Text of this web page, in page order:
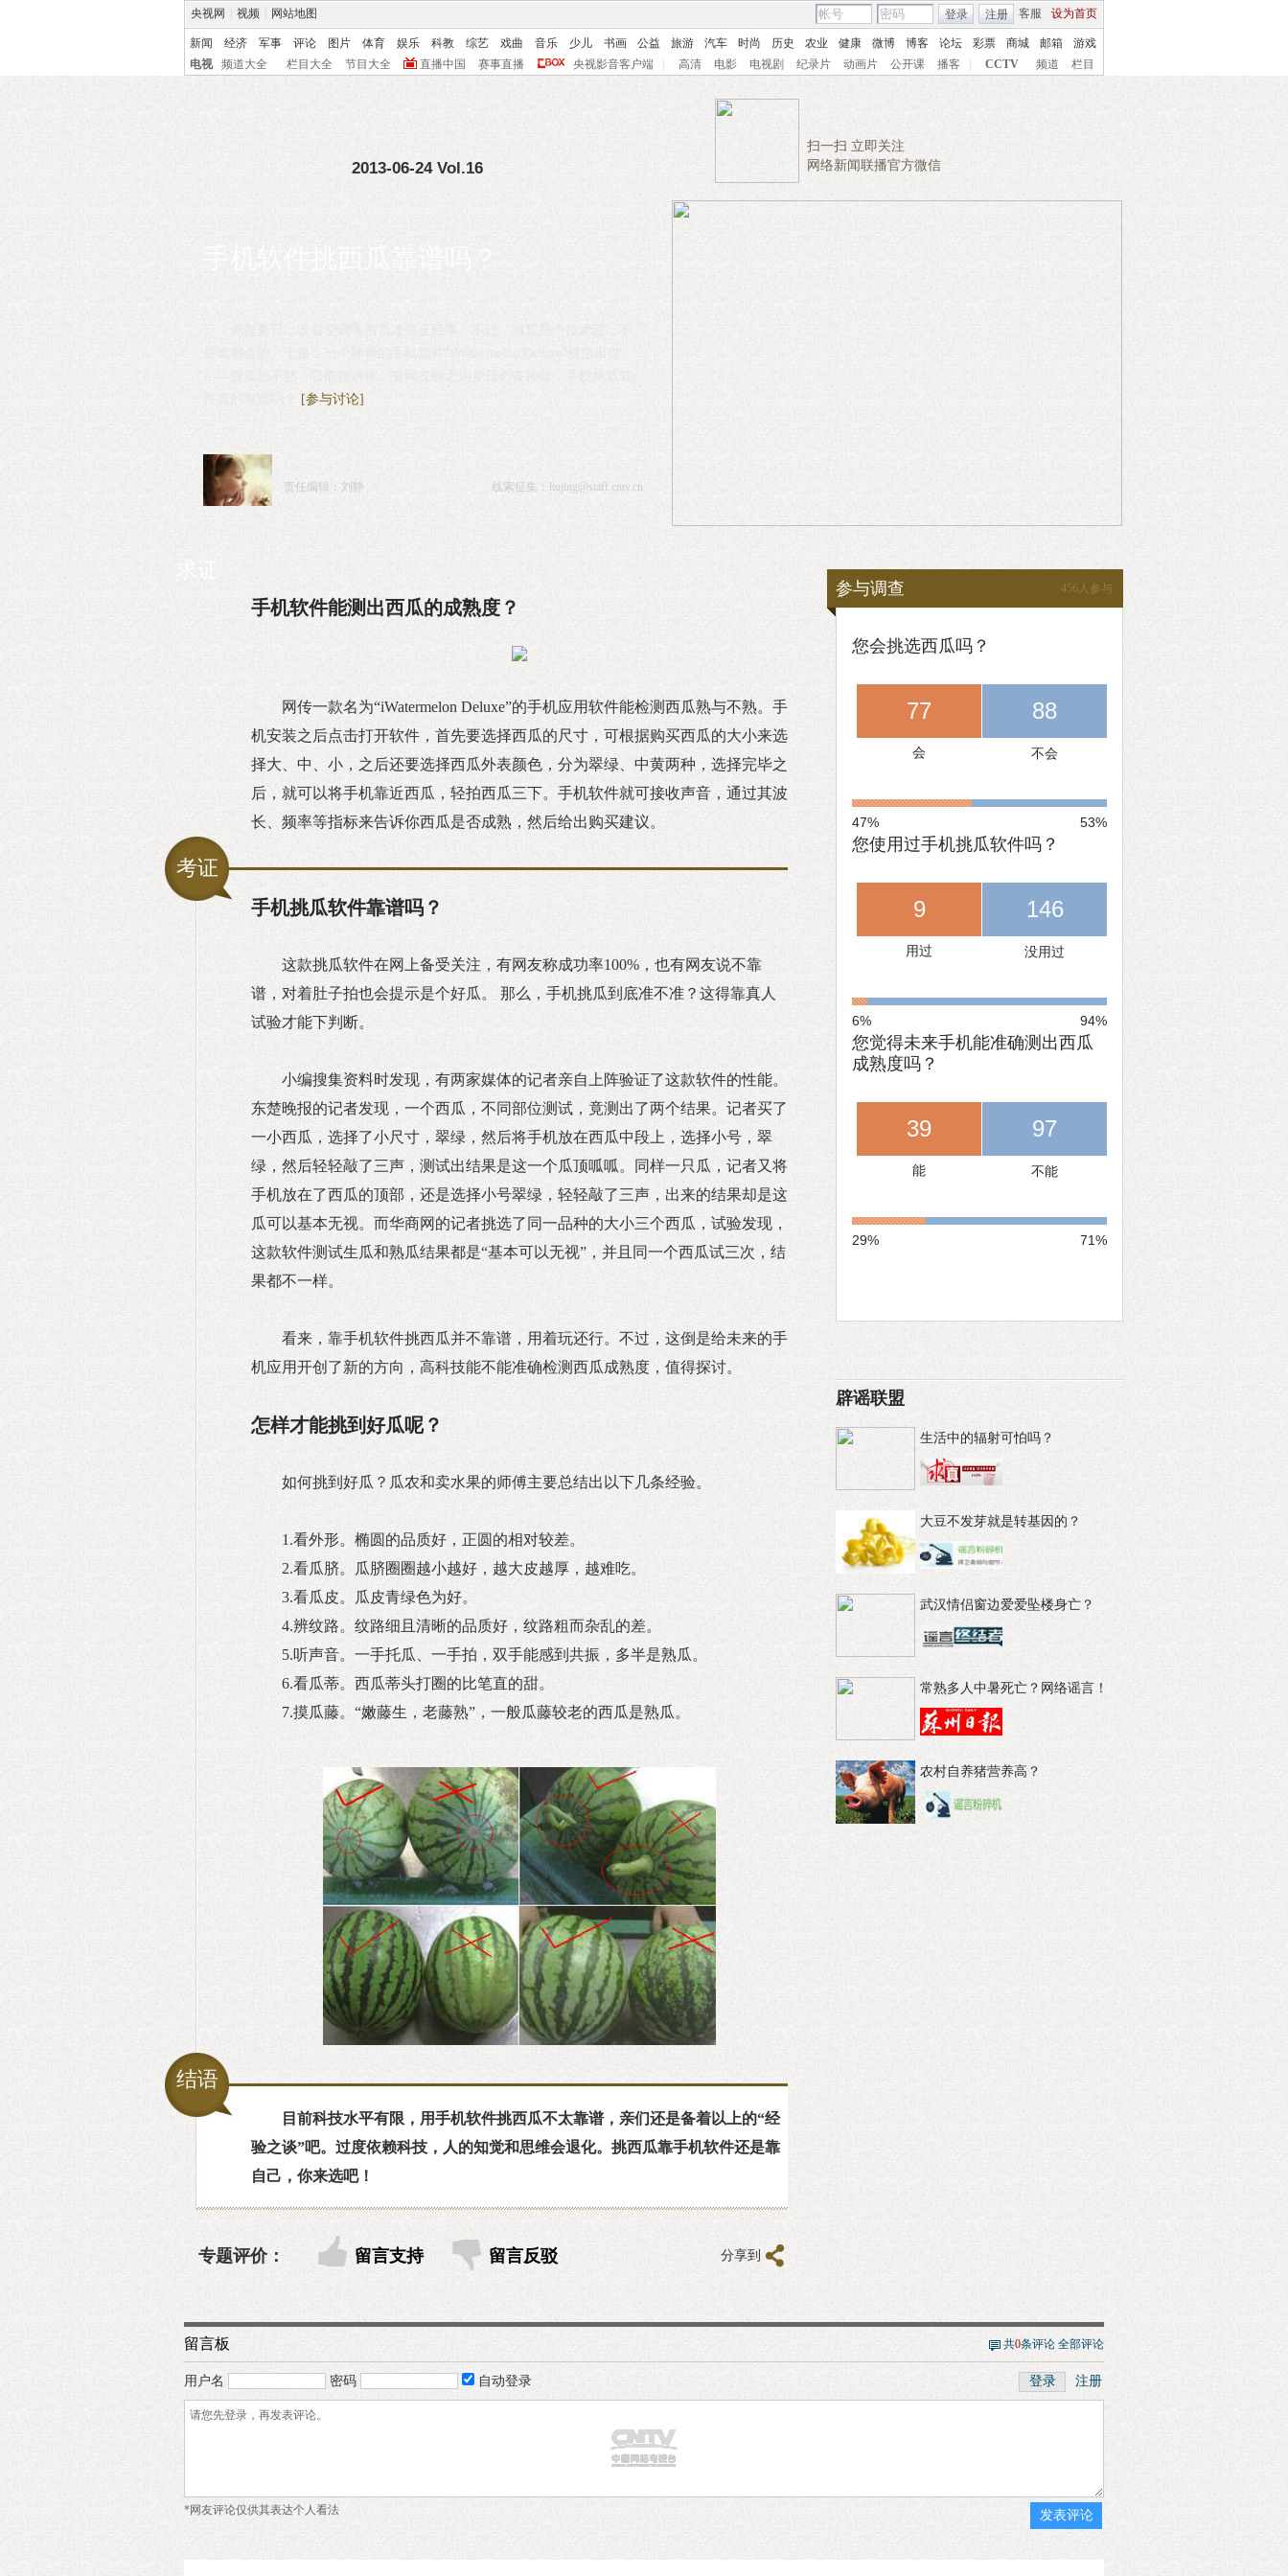
央视网 视频 网站地图 客服 设为首页
登录 注册
新闻 经济 军事 评论 图片 体育 娱乐 科教 综艺 戏曲 音乐 少儿 书画 公益 旅游 汽车 时尚 历史 农业 健康 微博 博客 论坛 彩票 商城 邮箱
游戏
电视
频道大全 栏目大全 节目大全 直播中国 赛事直播 央视影音客户端 高清 电影 电视剧 纪录片 动画片 公开课 播客 CCTV 频道 栏目
2013-06-24 Vol.16
扫一扫 立即关注
网络新闻联播官方微信
手机软件挑西瓜靠谱吗？
[参与讨论]
责任编辑：刘静 线索征集： liujing@staff.cntv.cn
求证
手机软件能测出西瓜的成熟度？
网传一款名为“iWatermelon Deluxe”的手机应用软件能检测西瓜熟与不熟。手
机安装之后点击打开软件，首先要选择西瓜的尺寸，可根据购买西瓜的大小来选
择大、中、小，之后还要选择西瓜外表颜色，分为翠绿、中黄两种，选择完毕之
后，就可以将手机靠近西瓜，轻拍西瓜三下。手机软件就可接收声音，通过其波
长、频率等指标来告诉你西瓜是否成熟，然后给出购买建议。
考证
手机挑瓜软件靠谱吗？
这款挑瓜软件在网上备受关注，有网友称成功率100%，也有网友说不靠
谱，对着肚子拍也会提示是个好瓜。 那么，手机挑瓜到底准不准？这得靠真人
试验才能下判断。
小编搜集资料时发现，有两家媒体的记者亲自上阵验证了这款软件的性能。
东楚晚报的记者发现，一个西瓜，不同部位测试，竟测出了两个结果。记者买了
一小西瓜，选择了小尺寸，翠绿，然后将手机放在西瓜中段上，选择小号，翠
绿，然后轻轻敲了三声，测试出结果是这一个瓜顶呱呱。同样一只瓜，记者又将
手机放在了西瓜的顶部，还是选择小号翠绿，轻轻敲了三声，出来的结果却是这
瓜可以基本无视。而华商网的记者挑选了同一品种的大小三个西瓜，试验发现，
这款软件测试生瓜和熟瓜结果都是“基本可以无视”，并且同一个西瓜试三次，结
果都不一样。
看来，靠手机软件挑西瓜并不靠谱，用着玩还行。不过，这倒是给未来的手
机应用开创了新的方向，高科技能不能准确检测西瓜成熟度，值得探讨。
怎样才能挑到好瓜呢？
如何挑到好瓜？瓜农和卖水果的师傅主要总结出以下几条经验。
1.看外形。椭圆的品质好，正圆的相对较差。
2.看瓜脐。瓜脐圈圈越小越好，越大皮越厚，越难吃。
3.看瓜皮。瓜皮青绿色为好。
4.辨纹路。纹路细且清晰的品质好，纹路粗而杂乱的差。
5.听声音。一手托瓜、一手拍，双手能感到共振，多半是熟瓜。
6.看瓜蒂。西瓜蒂头打圈的比笔直的甜。
7.摸瓜藤。“嫩藤生，老藤熟”，一般瓜藤较老的西瓜是熟瓜。
结语
目前科技水平有限，用手机软件挑西瓜不太靠谱，亲们还是备着以上的“经
验之谈”吧。过度依赖科技，人的知觉和思维会退化。挑西瓜靠手机软件还是靠
自己，你来选吧！
专题评价： 留言支持 留言反驳 分享到
参与调查 456人参与
您会挑选西瓜吗？
77
会
88
不会
47% 53%
您使用过手机挑瓜软件吗？
9
用过
146
没用过
6% 94%
您觉得未来手机能准确测出西瓜
成熟度吗？
39
能
97
不能
29% 71%
辟谣联盟
生活中的辐射可怕吗？
大豆不发芽就是转基因的？
武汉情侣窗边爱爱坠楼身亡？
常熟多人中暑死亡？网络谣言！
农村自养猪营养高？
留言板 共0条评论 全部评论
登录 注册
用户名 密码 自动登录
*网友评论仅供其表达个人看法 发表评论